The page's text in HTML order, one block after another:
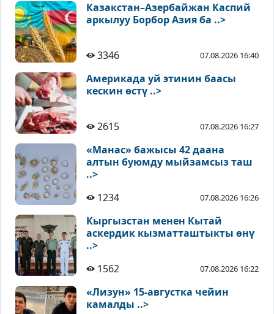
Казакстан–Азербайжан Каспий
аркылуу Борбор Азия ба ..>
3346 07.08.2026 16:40
Америкада уй этинин баасы
кескин өстү ..>
2615 07.08.2026 16:27
«Манас» бажысы 42 даана
алтын буюмду мыйзамсыз таш
..>
1234
07.08.2026 16:26
Кыргызстан менен Кытай
аскердик кызматташтыкты өнү
..>
1562
07.08.2026 16:22
«Лизун» 15-августка чейин
камалды ..>